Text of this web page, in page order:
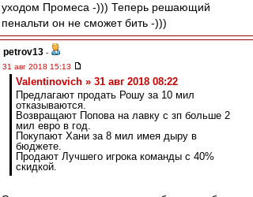
уходом Промеса -))) Теперь решающий
пенальти он не сможет бить -)))
petrov13 -
31 авг 2018 15:13
Valentinovich » 31 авг 2018 08:22
Предлагают продать Рошу за 10 мил
отказываются.
Возвращают Попова на лавку с зп больше 2
мил евро в год.
Покупают Хани за 8 мил имея дыру в
бюджете.
Продают Лучшего игрока команды с 40%
скидкой.